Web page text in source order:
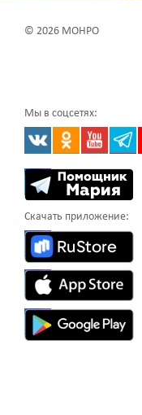
© 2026 МОНРО
Мы в соцсетях:
Скачать приложение: